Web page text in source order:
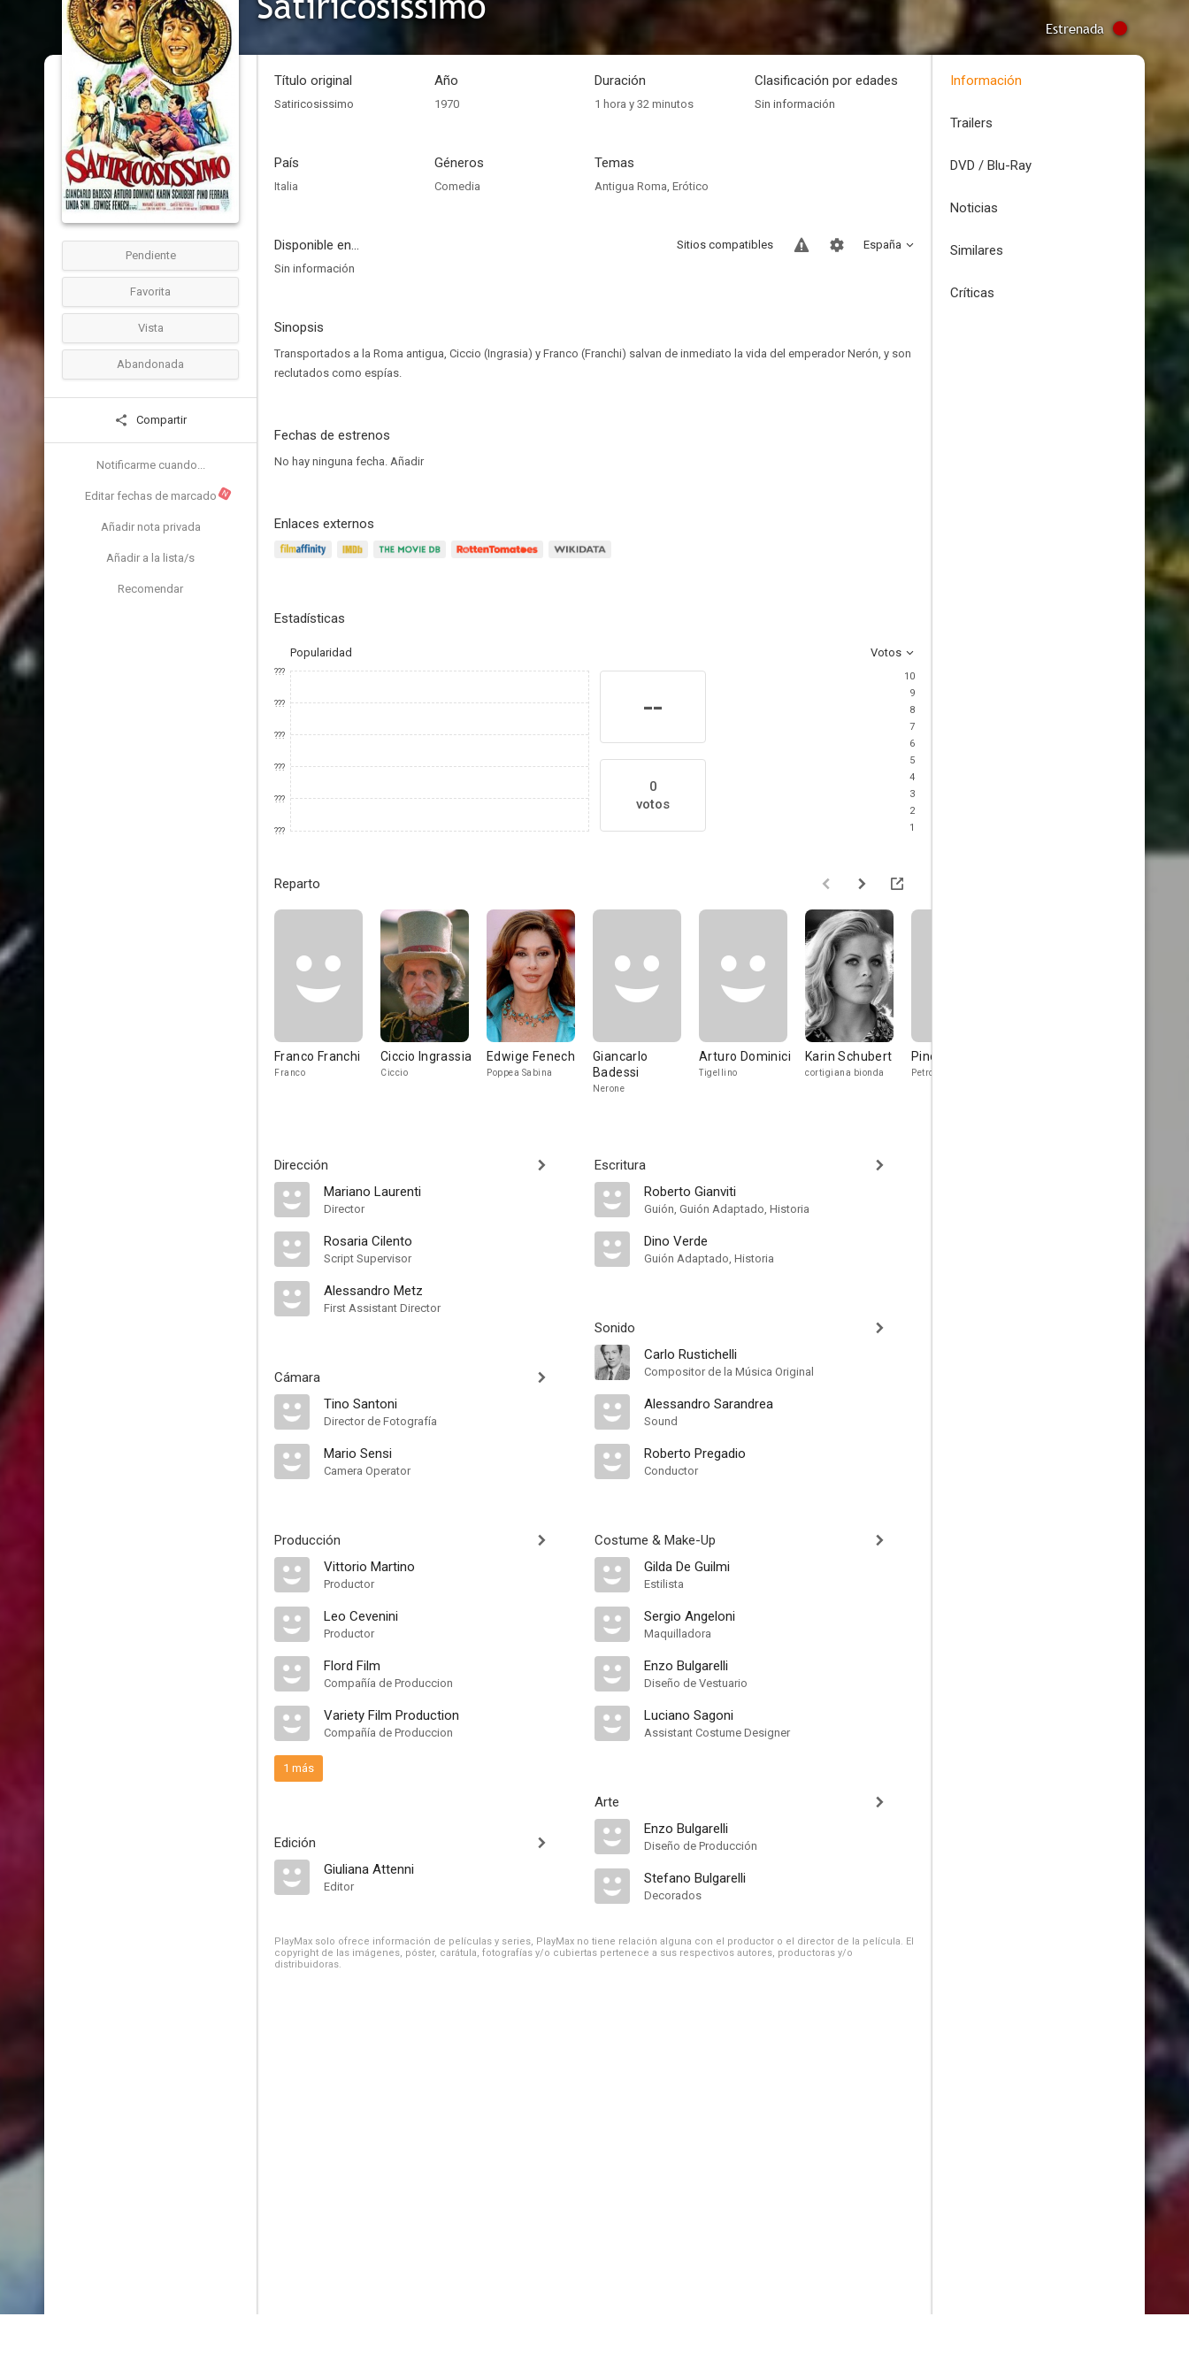
Estrenada
Pendiente
Favorita
Vista
Abandonada
Compartir
Notificarme cuando...
Editar fechas de marcado N
Añadir nota privada
Añadir a la lista/s
Recomendar
Título original
Satiricosissimo
Año
1970
Duración
1 hora y 32 minutos
Clasificación por edades
Sin información
País
Italia
Géneros
Comedia
Temas
Antigua Roma, Erótico
Disponible en... España
Sitios compatibles
Sin información
Sinopsis
Transportados a la Roma antigua, Ciccio (Ingrasia) y Franco (Franchi) salvan de inmediato la vida del emperador Nerón, y son
reclutados como espías.
Fechas de estrenos
No hay ninguna fecha. Añadir
Enlaces externos
Estadísticas
Popularidad Votos
???
???
???
???
???
???
--
0
votos
10
9
8
7
6
5
4
3
2
1
Reparto
Franco Franchi
Franco
Ciccio Ingrassia
Ciccio
Edwige Fenech
Poppea Sabina
Giancarlo
Badessi
Nerone
Arturo Dominici
Tigellino
Karin Schubert
cortigiana bionda
Pino Ferrara
Petronio Arbitro
Dirección
Mariano Laurenti
Director
Rosaria Cilento
Script Supervisor
Alessandro Metz
First Assistant Director
Cámara
Tino Santoni
Director de Fotografía
Mario Sensi
Camera Operator
Producción
Vittorio Martino
Productor
Leo Cevenini
Productor
Flord Film
Compañía de Produccion
Variety Film Production
Compañía de Produccion
1 más
Edición
Giuliana Attenni
Editor
Escritura
Roberto Gianviti
Guión, Guión Adaptado, Historia
Dino Verde
Guión Adaptado, Historia
Sonido
Carlo Rustichelli
Compositor de la Música Original
Alessandro Sarandrea
Sound
Roberto Pregadio
Conductor
Costume & Make-Up
Gilda De Guilmi
Estilista
Sergio Angeloni
Maquilladora
Enzo Bulgarelli
Diseño de Vestuario
Luciano Sagoni
Assistant Costume Designer
Arte
Enzo Bulgarelli
Diseño de Producción
Stefano Bulgarelli
Decorados
PlayMax solo ofrece información de películas y series, PlayMax no tiene relación alguna con el productor o el director de la película. El
copyright de las imágenes, póster, carátula, fotografías y/o cubiertas pertenece a sus respectivos autores, productoras y/o
distribuidoras.
Información
Trailers
DVD / Blu-Ray
Noticias
Similares
Críticas